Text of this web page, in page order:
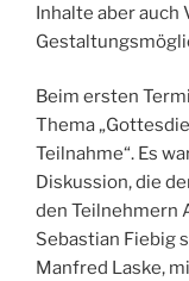
Inhalte aber auch
Beim ersten
Thema
Teilnahme“. Es
Diskussion, die
den Teilnehmern
Sebastian Fiebig
Manfred Laske,